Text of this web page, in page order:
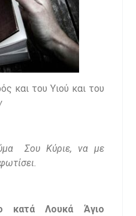
και του Υιού και του
Σου Κύριε, να με
κατά Λουκά Άγιο